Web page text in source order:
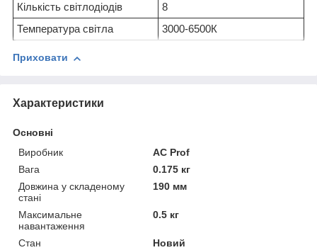
Кількість світлодіодів
8
Температура світла
3000-6500К
Приховати
Характеристики
Основні
Виробник
AC Prof
Вага
0.175 кг
Довжина у складеному
стані
190 мм
Максимальне
навантаження
0.5 кг
Стан
Новий